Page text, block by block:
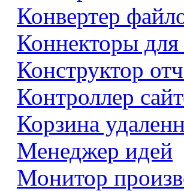
Конвертер
Коннекторы
Конструктор
Контроллер
Корзина
Менеджер идей
Монитор